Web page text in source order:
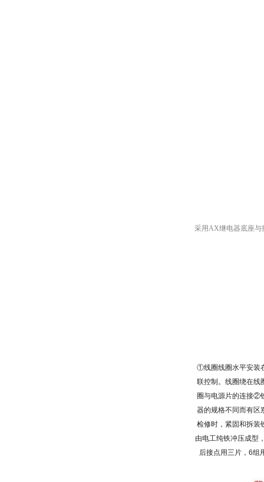
采用AX继电器底座与
①线圈线圈水平安装
联控制。线圈绕在线
圈与电源片的连接②
器的规格不同而有区
检修时，紧固和拆装
由电工纯铁冲压成型
后接点用三片，6组